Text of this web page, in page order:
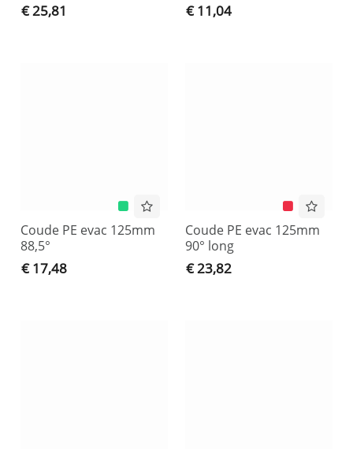
€ 25,81 € 11,04
Coude PE evac 125mm
88,5°
€ 17,48
Coude PE evac 125mm
90° long
€ 23,82